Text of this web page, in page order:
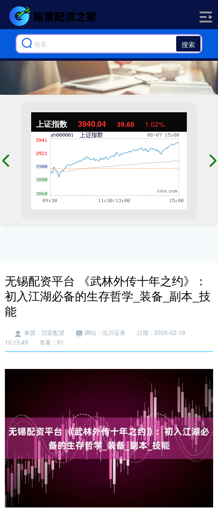
搜索
上证指数 3940.04 39.68 1.02%
无锡配资平台 《武林外传十年之约》：
初入江湖必备的生存哲学_装备_副本_技
能
来源：贝富配资 网站：泓川证券
日期：2026-02-19
10:15:49
查看：91